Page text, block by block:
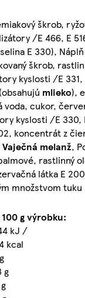
škrob,
/E 466, E
E 330),
škrob,
kyslosti /E
mlieko),
voda, cukor,
kyslosti /E 330,
koncentrát z
Vaječná melanž,
rastlinný
látka E
množstvom tuku
g výrobku:
kJ /
kcal
g